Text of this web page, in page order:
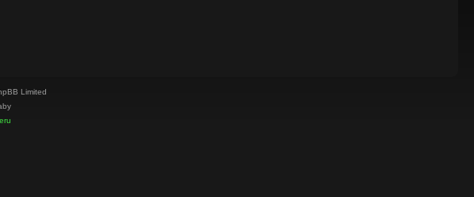
Limited